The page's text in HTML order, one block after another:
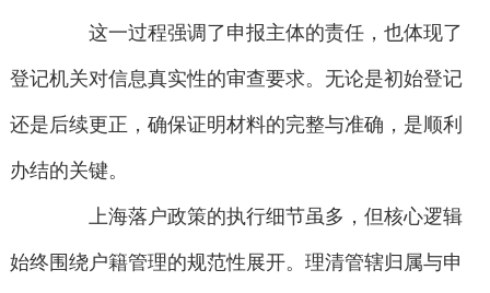
这一过程强调了申报主体的责任，也体现了
登记机关对信息真实性的审查要求。无论是初始登记
还是后续更正，确保证明材料的完整与准确，是顺利
办结的关键。
上海落户政策的执行细节虽多，但核心逻辑
始终围绕户籍管理的规范性展开。理清管辖归属与申